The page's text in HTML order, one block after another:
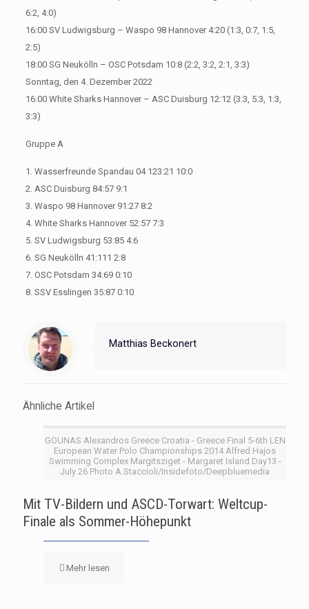
6:2, 4:0)
16:00 SV Ludwigsburg – Waspo 98 Hannover 4:20 (1:3, 0:7, 1:5,
2:5)
18:00 SG Neukölln – OSC Potsdam 10:8 (2:2, 3:2, 2:1, 3:3)
Sonntag, den 4. Dezember 2022
16:00 White Sharks Hannover – ASC Duisburg 12:12 (3:3, 5:3, 1:3,
3:3)
Gruppe A
1. Wasserfreunde Spandau 04 123:21 10:0
2. ASC Duisburg 84:57 9:1
3. Waspo 98 Hannover 91:27 8:2
4. White Sharks Hannover 52:57 7:3
5. SV Ludwigsburg 53:85 4:6
6. SG Neukölln 41:111 2:8
7. OSC Potsdam 34:69 0:10
8. SSV Esslingen 35:87 0:10
Matthias Beckonert
Ähnliche Artikel
GOUNAS Alexandros Greece Croatia - Greece Final 5-6th LEN
European Water Polo Championships 2014 Alfred Hajos
Swimming Complex Margitsziget - Margaret Island Day13 -
July 26 Photo A.Staccioli/Insidefoto/Deepbluemedia
Mit TV-Bildern und ASCD-Torwart: Weltcup-
Finale als Sommer-Höhepunkt
Mehr lesen